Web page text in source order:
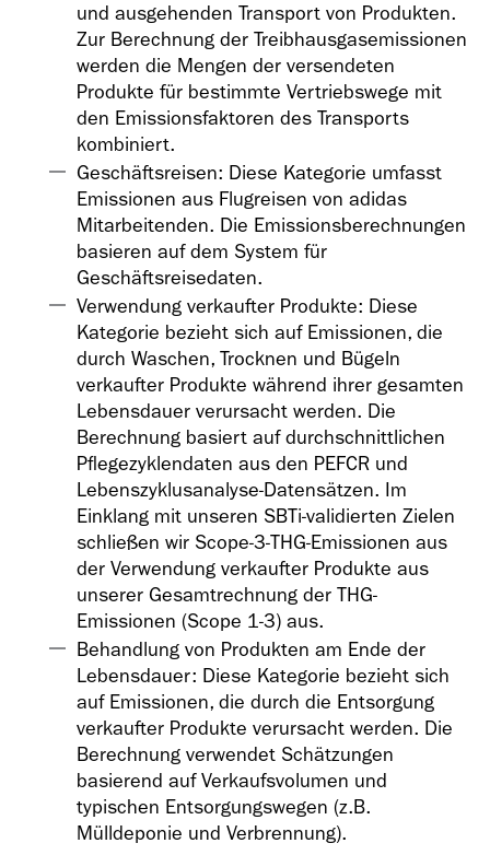
und ausgehenden Transport von Produkten.
Zur Berechnung der Treibhausgasemissionen
werden die Mengen der versendeten
Produkte für bestimmte Vertriebswege mit
den Emissionsfaktoren des Transports
kombiniert.
Geschäftsreisen: Diese Kategorie umfasst
Emissionen aus Flugreisen von adidas
Mitarbeitenden. Die Emissionsberechnungen
basieren auf dem System für
Geschäftsreisedaten.
Verwendung verkaufter Produkte: Diese
Kategorie bezieht sich auf Emissionen, die
durch Waschen, Trocknen und Bügeln
verkaufter Produkte während ihrer gesamten
Lebensdauer verursacht werden. Die
Berechnung basiert auf durchschnittlichen
Pflegezyklendaten aus den PEFCR und
Lebenszyklusanalyse-Datensätzen. Im
Einklang mit unseren SBTi-validierten Zielen
schließen wir Scope-3-THG-Emissionen aus
der Verwendung verkaufter Produkte aus
unserer Gesamtrechnung der THG-
Emissionen (Scope 1-3) aus.
Behandlung von Produkten am Ende der
Lebensdauer: Diese Kategorie bezieht sich
auf Emissionen, die durch die Entsorgung
verkaufter Produkte verursacht werden. Die
Berechnung verwendet Schätzungen
basierend auf Verkaufsvolumen und
typischen Entsorgungswegen (z.B.
Mülldeponie und Verbrennung).